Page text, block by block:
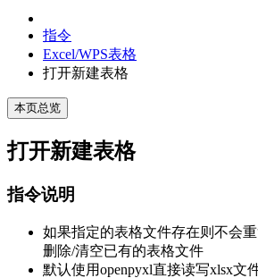
指令
Excel/WPS表格
打开新建表格
本页总览
打开新建表格
指令说明
如果指定的表格文件存在则不会
删除/清空已有的表格文件
默认使用openpyxl直接读写xlsx文